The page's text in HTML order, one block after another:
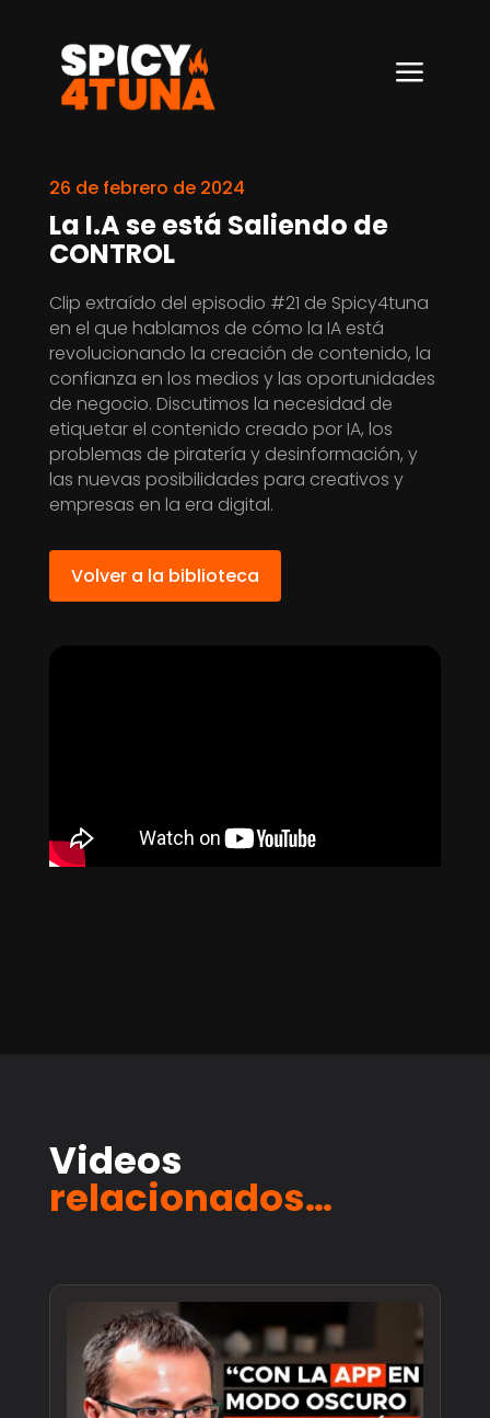
a
26 de febrero de 2024
La I.A se está Saliendo de
CONTROL
Clip extraído del episodio #21 de Spicy4tuna
en el que hablamos de cómo la IA está
revolucionando la creación de contenido, la
confianza en los medios y las oportunidades
de negocio. Discutimos la necesidad de
etiquetar el contenido creado por IA, los
problemas de piratería y desinformación, y
las nuevas posibilidades para creativos y
empresas en la era digital.
Volver a la biblioteca
Videos
relacionados…